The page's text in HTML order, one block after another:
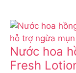
Nước hoa
Fresh